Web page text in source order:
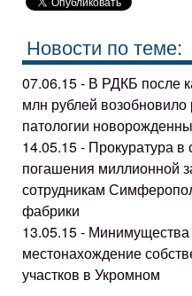
Новости по теме:
07.06.15 - В РДКБ после
млн рублей возобновило
патологии
14.05.15 - Прокуратура
погашения миллионной
сотрудникам
фабрики
13.05.15 - Минимущества
местонахождение
участков в Укромном